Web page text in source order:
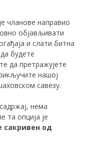
чланове направио
објављивати
и слати битна
будете
да претражујете
нашој
савезу.
нема
та опција је
сакривен од